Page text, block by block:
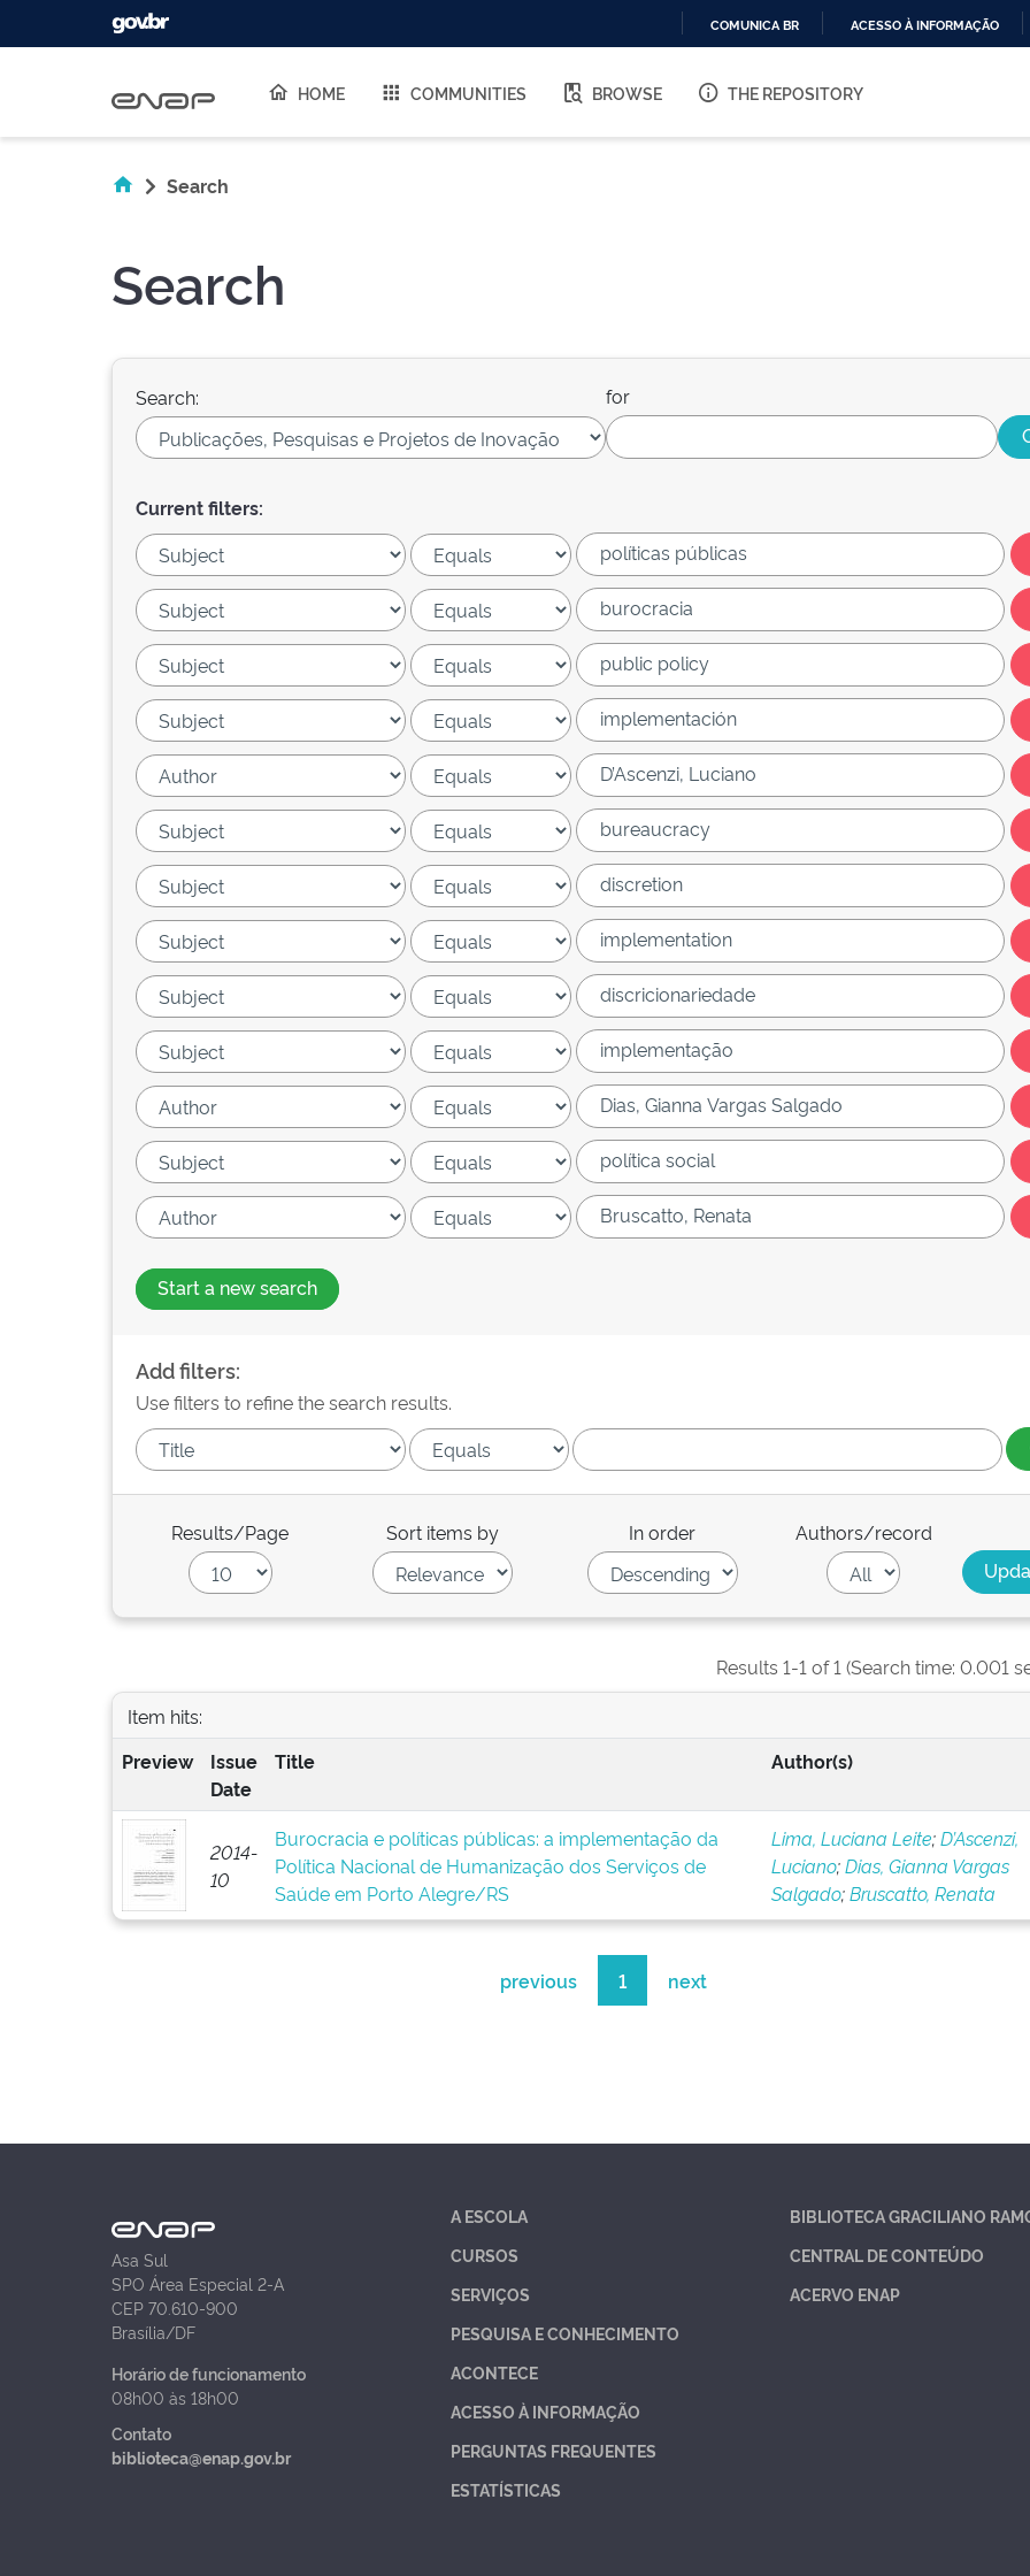
O
COMUNICA BR ACESSO À INFORMAÇÃO
HOME COMMUNITIES BROWSE THE REPOSITORY
Search
Search
Search: for
Current filters:
Start a new search
Add filters:
Use filters to refine the search results.
Results/Page Sort items by In order Authors/record
Results 1-1 of 1 (Search time: 0.001
Item hits:
Preview
Issue
Date
Title Author(s)
2014-
10
Burocracia e políticas públicas: a implementação da
Política Nacional de Humanização dos Serviços de
Saúde em Porto Alegre/RS
Lima, Luciana Leite;D’Ascenzi,
Luciano;Dias, Gianna Vargas
Salgado;Bruscatto, Renata
previous 1 next
Asa Sul
SPO Área Especial 2-A
CEP 70.610-900
Brasília/DF
Horário de funcionamento
08h00 às 18h00
Contato
biblioteca@enap.gov.br
A ESCOLA
CURSOS
SERVIÇOS
PESQUISA E CONHECIMENTO
ACONTECE
ACESSO À INFORMAÇÃO
PERGUNTAS FREQUENTES
ESTATÍSTICAS
BIBLIOTECA GRACILIANO
CENTRAL DE CONTEÚDO
ACERVO ENAP